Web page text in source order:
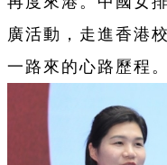
廣活動，走進香港
一路來的心路歷程。